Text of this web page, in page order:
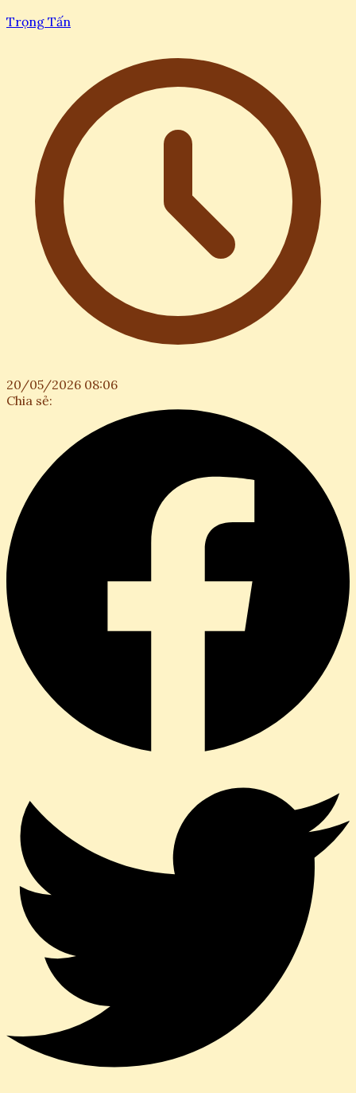
Trọng Tấn
20/05/2026 08:06
Chia sẻ: